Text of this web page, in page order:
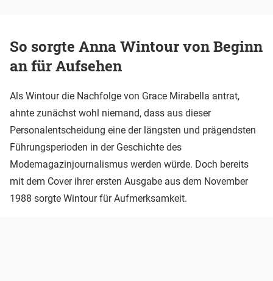
So sorgte Anna Wintour von Beginn
an für Aufsehen
Als Wintour die Nachfolge von Grace Mirabella antrat,
ahnte zunächst wohl niemand, dass aus dieser
Personalentscheidung eine der längsten und prägendsten
Führungsperioden in der Geschichte des
Modemagazinjournalismus werden würde. Doch bereits
mit dem Cover ihrer ersten Ausgabe aus dem November
1988 sorgte Wintour für Aufmerksamkeit.